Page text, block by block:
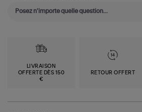
LIVRAISON
OFFERTE DÈS 150
€
RETOUR OFFERT